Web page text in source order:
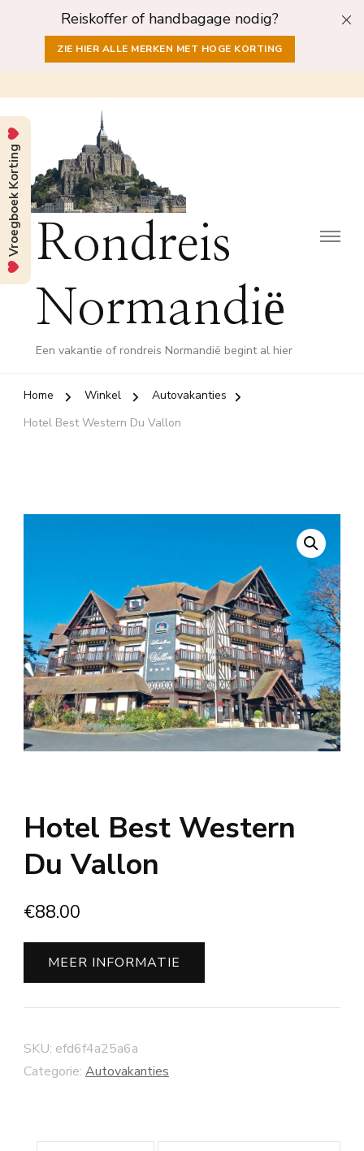
Reiskoffer of handbagage nodig?
ZIE HIER ALLE MERKEN MET HOGE KORTING
Rondreis
Normandië
Een vakantie of rondreis Normandië begint al hier
Home Winkel
Autovakanties
Hotel Best Western Du Vallon
Hotel Best Western
Du Vallon
€88.00
MEER INFORMATIE
SKU: efd6f4a25a6a
Categorie: Autovakanties
Vroegboek Korting